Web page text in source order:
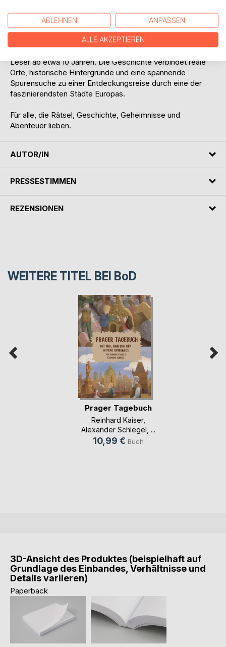
anderem?
Mia & Finn und das Geheimnis der Prager Alchemisten ist
Leser ab etwa 10 Jahren. Die Geschichte verbindet reale
Orte, historische Hintergründe und eine spannende
Spurensuche zu einer Entdeckungsreise durch eine der
faszinierendsten Städte Europas.
Für alle, die Rätsel, Geschichte, Geheimnisse und
Abenteuer lieben.
AUTOR/IN
PRESSESTIMMEN
REZENSIONEN
WEITERE TITEL BEI BoD
Prager Tagebuch
Reinhard Kaiser,
Alexander Schlegel , ...
10,99 € Buch
3D-Ansicht des Produktes (beispielhaft auf
Grundlage des Einbandes, Verhältnisse und
Details variieren)
Paperback
ABLEHNEN ANPASSEN
ALLE AKZEPTIEREN